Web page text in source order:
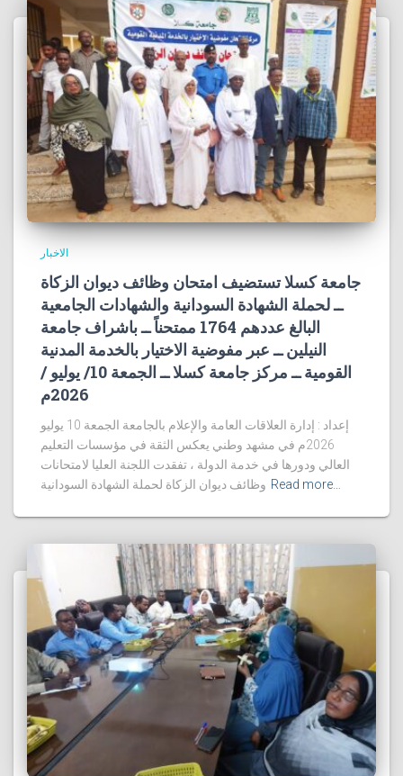
الاخبار
جامعة كسلا تستضيف امتحان وظائف ديوان الزكاة
ــ لحملة الشهادة السودانية والشهادات الجامعية
البالغ عددهم 1764 ممتحناً ــ باشراف جامعة
النيلين ــ عبر مفوضية الاختيار بالخدمة المدنية
القومية ــ مركز جامعة كسلا ــ الجمعة 10/ يوليو /
2026م
إعداد : إدارة العلاقات العامة والإعلام بالجامعة الجمعة 10 يوليو
2026م في مشهد وطني يعكس الثقة في مؤسسات التعليم
العالي ودورها في خدمة الدولة ، تفقدت اللجنة العليا لامتحانات
وظائف ديوان الزكاة لحملة الشهادة السودانية Read more…